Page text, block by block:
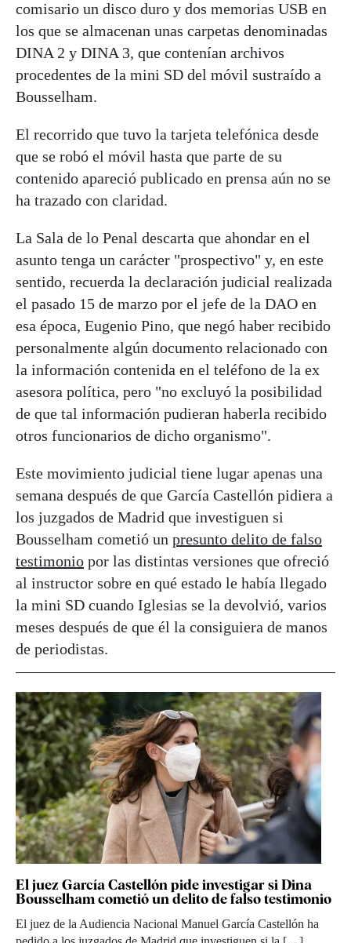
comisario un disco duro y dos memorias USB en
los que se almacenan unas carpetas denominadas
DINA 2 y DINA 3, que contenían archivos
procedentes de la mini SD del móvil sustraído a
Bousselham.
El recorrido que tuvo la tarjeta telefónica desde
que se robó el móvil hasta que parte de su
contenido apareció publicado en prensa aún no se
ha trazado con claridad.
La Sala de lo Penal descarta que ahondar en el
asunto tenga un carácter "prospectivo" y, en este
sentido, recuerda la declaración judicial realizada
el pasado 15 de marzo por el jefe de la DAO en
esa época, Eugenio Pino, que negó haber recibido
personalmente algún documento relacionado con
la información contenida en el teléfono de la ex
asesora política, pero "no excluyó la posibilidad
de que tal información pudieran haberla recibido
otros funcionarios de dicho organismo".
Este movimiento judicial tiene lugar apenas una
semana después de que García Castellón pidiera a
los juzgados de Madrid que investiguen si
Bousselham cometió un presunto delito de falso
testimonio por las distintas versiones que ofreció
al instructor sobre en qué estado le había llegado
la mini SD cuando Iglesias se la devolvió, varios
meses después de que él la consiguiera de manos
de periodistas.
El juez García Castellón pide investigar si Dina
Bousselham cometió un delito de falso testimonio
El juez de la Audiencia Nacional Manuel García Castellón ha